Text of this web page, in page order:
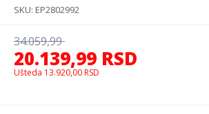
SKU EP2802992
20.139,99 RSD
34.059,99
Ušteda 13.920,00 RSD